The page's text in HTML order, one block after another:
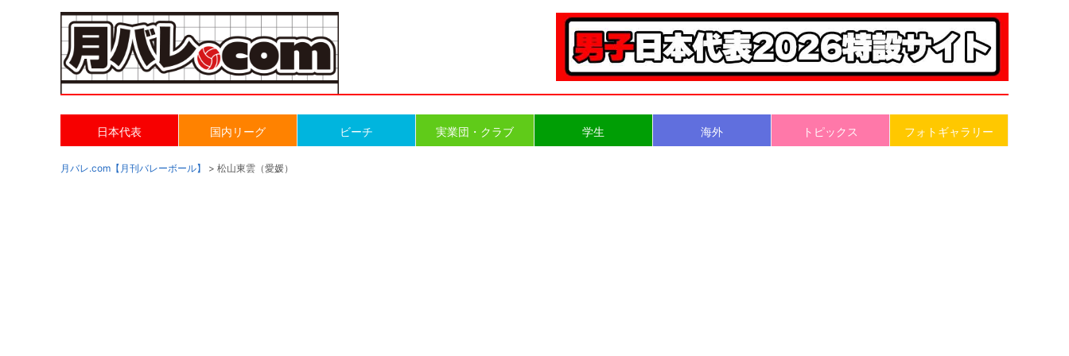
日本代表 国内リーグ ビーチ 実業団・クラブ 学生 海外 トピックス フォトギャラリー
月バレ.com【月刊バレーボール】 > 松山東雲（愛媛）